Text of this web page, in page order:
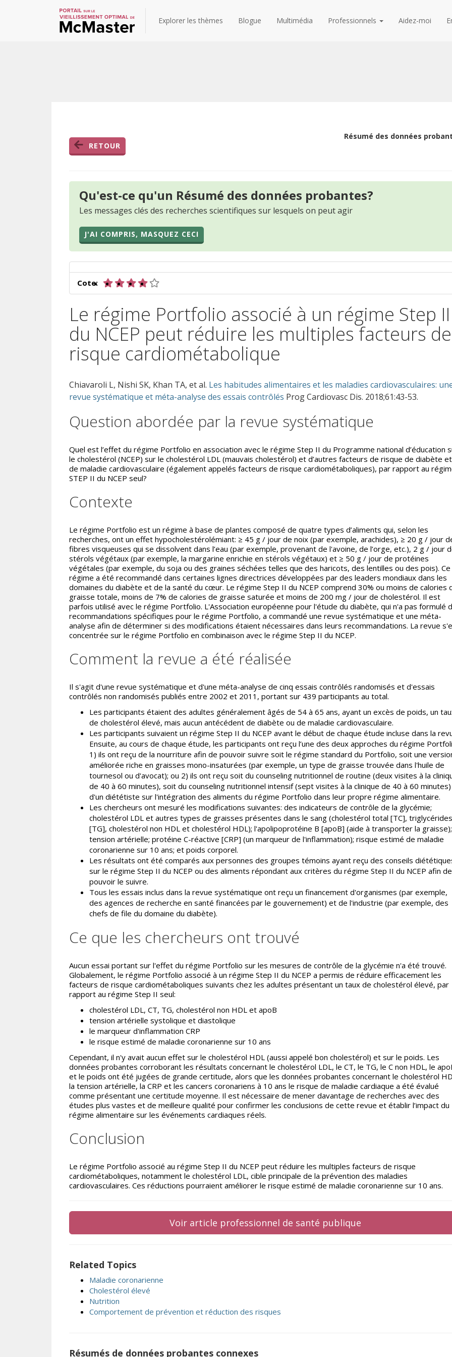
Explorer les thèmes Blogue Multimédia Professionnels Aidez-moi
RETOUR
Résumé des données
Qu'est-ce qu'un Résumé des données probantes?
Les messages clés des recherches scientifiques sur lesquels on peut agir
J'AI COMPRIS, MASQUEZ CECI
Cote:
Le régime Portfolio associé à un régime Step II
du NCEP peut réduire les multiples facteurs de
risque cardiométabolique
Chiavaroli L, Nishi SK, Khan TA, et al. Les habitudes alimentaires et les maladies cardiovasculaires:
revue systématique et méta-analyse des essais contrôlés Prog Cardiovasc Dis. 2018;61:43-53.
Question abordée par la revue systématique
Quel est l’effet du régime Portfolio en association avec le régime Step II du Programme national d’éducation
le cholestérol (NCEP) sur le cholestérol LDL (mauvais cholestérol) et d’autres facteurs de risque de diabète et
de maladie cardiovasculaire (également appelés facteurs de risque cardiométaboliques), par rapport au
STEP II du NCEP seul?
Contexte
Le régime Portfolio est un régime à base de plantes composé de quatre types d’aliments qui, selon les
recherches, ont un effet hypocholestérolémiant: ≥ 45 g / jour de noix (par exemple, arachides), ≥ 20 g / jour
fibres visqueuses qui se dissolvent dans l’eau (par exemple, provenant de l'avoine, de l’orge, etc.), 2 g / jour
stérols végétaux (par exemple, la margarine enrichie en stérols végétaux) et ≥ 50 g / jour de protéines
végétales (par exemple, du soja ou des graines séchées telles que des haricots, des lentilles ou des pois). Ce
régime a été recommandé dans certaines lignes directrices développées par des leaders mondiaux dans les
domaines du diabète et de la santé du cœur. Le régime Step II du NCEP comprend 30% ou moins de calories
graisse totale, moins de 7% de calories de graisse saturée et moins de 200 mg / jour de cholestérol. Il est
parfois utilisé avec le régime Portfolio. L'Association européenne pour l'étude du diabète, qui n'a pas formulé
recommandations spécifiques pour le régime Portfolio, a commandé une revue systématique et une méta-
analyse afin de déterminer si des modifications étaient nécessaires dans leurs recommandations. La revue
concentrée sur le régime Portfolio en combinaison avec le régime Step II du NCEP.
Comment la revue a été réalisée
Il s'agit d'une revue systématique et d'une méta-analyse de cinq essais contrôlés randomisés et d'essais
contrôlés non randomisés publiés entre 2002 et 2011, portant sur 439 participants au total.
Les participants étaient des adultes généralement âgés de 54 à 65 ans, ayant un excès de poids, un
de cholestérol élevé, mais aucun antécédent de diabète ou de maladie cardiovasculaire.
Les participants suivaient un régime Step II du NCEP avant le début de chaque étude incluse dans la
Ensuite, au cours de chaque étude, les participants ont reçu l’une des deux approches du régime
1) ils ont reçu de la nourriture afin de pouvoir suivre soit le régime standard du Portfolio, soit une
améliorée riche en graisses mono-insaturées (par exemple, un type de graisse trouvée dans l'huile de
tournesol ou d'avocat); ou 2) ils ont reçu soit du counseling nutritionnel de routine (deux visites à la
de 40 à 60 minutes), soit du counseling nutritionnel intensif (sept visites à la clinique de 40 à 60 minutes)
d'un diététiste sur l'intégration des aliments du régime Portfolio dans leur propre régime alimentaire.
Les chercheurs ont mesuré les modifications suivantes: des indicateurs de contrôle de la glycémie;
cholestérol LDL et autres types de graisses présentes dans le sang (cholestérol total [TC], triglycérides
[TG], cholestérol non HDL et cholestérol HDL); l'apolipoprotéine B [apoB] (aide à transporter la graisse);
tension artérielle; protéine C-réactive [CRP] (un marqueur de l'inflammation); risque estimé de maladie
coronarienne sur 10 ans; et poids corporel.
Les résultats ont été comparés aux personnes des groupes témoins ayant reçu des conseils
sur le régime Step II du NCEP ou des aliments répondant aux critères du régime Step II du NCEP afin de
pouvoir le suivre.
Tous les essais inclus dans la revue systématique ont reçu un financement d'organismes (par exemple,
des agences de recherche en santé financées par le gouvernement) et de l'industrie (par exemple, des
chefs de file du domaine du diabète).
Ce que les chercheurs ont trouvé
Aucun essai portant sur l'effet du régime Portfolio sur les mesures de contrôle de la glycémie n'a été trouvé.
Globalement, le régime Portfolio associé à un régime Step II du NCEP a permis de réduire efficacement les
facteurs de risque cardiométaboliques suivants chez les adultes présentant un taux de cholestérol élevé, par
rapport au régime Step II seul:
cholestérol LDL, CT, TG, cholestérol non HDL et apoB
tension artérielle systolique et diastolique
le marqueur d'inflammation CRP
le risque estimé de maladie coronarienne sur 10 ans
Cependant, il n'y avait aucun effet sur le cholestérol HDL (aussi appelé bon cholestérol) et sur le poids. Les
données probantes corroborant les résultats concernant le cholestérol LDL, le CT, le TG, le C non HDL, le
et le poids ont été jugées de grande certitude, alors que les données probantes concernant le cholestérol
la tension artérielle, la CRP et les cancers coronariens à 10 ans le risque de maladie cardiaque a été évalué
comme présentant une certitude moyenne. Il est nécessaire de mener davantage de recherches avec des
études plus vastes et de meilleure qualité pour confirmer les conclusions de cette revue et établir l’impact du
régime alimentaire sur les événements cardiaques réels.
Conclusion
Le régime Portfolio associé au régime Step II du NCEP peut réduire les multiples facteurs de risque
cardiométaboliques, notamment le cholestérol LDL, cible principale de la prévention des maladies
cardiovasculaires. Ces réductions pourraient améliorer le risque estimé de maladie coronarienne sur 10 ans.
Voir article professionnel de santé publique
Related Topics
Maladie coronarienne
Cholestérol élevé
Nutrition
Comportement de prévention et réduction des risques
Résumés de données probantes connexes